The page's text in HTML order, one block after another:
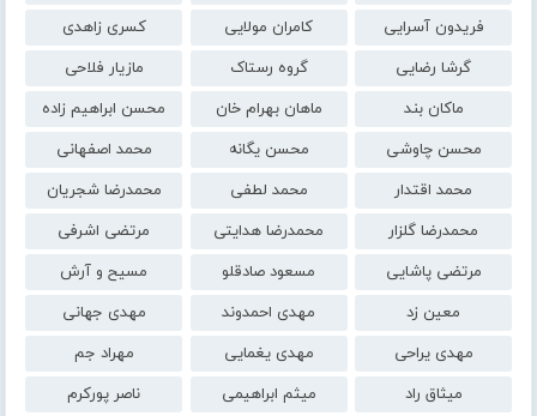
فریدون آسرایی
کامران مولایی
کسری زاهدی
گرشا رضایی
گروه رستاک
مازیار فلاحی
ماکان بند
ماهان بهرام خان
محسن ابراهیم زاده
محسن چاوشی
محسن یگانه
محمد اصفهانی
محمد اقتدار
محمد لطفی
محمدرضا شجریان
محمدرضا گلزار
محمدرضا هدایتی
مرتضی اشرفی
مرتضی پاشایی
مسعود صادقلو
مسیح و آرش
معین زد
مهدی احمدوند
مهدی جهانی
مهدی یراحی
مهدی یغمایی
مهراد جم
میثاق راد
میثم ابراهیمی
ناصر پورکرم